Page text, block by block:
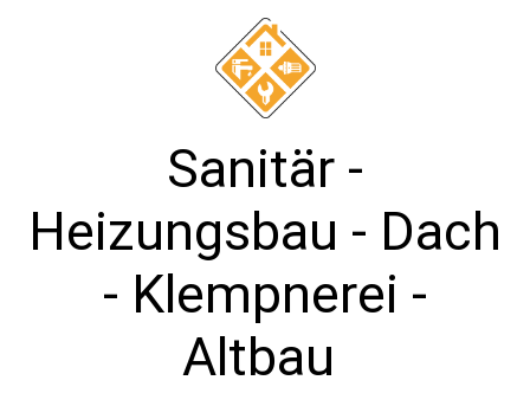
Sanitär -
Heizungsbau - Dach
- Klempnerei -
Altbau